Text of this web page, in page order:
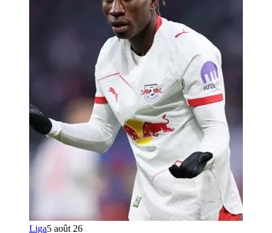
Liga5 août 26